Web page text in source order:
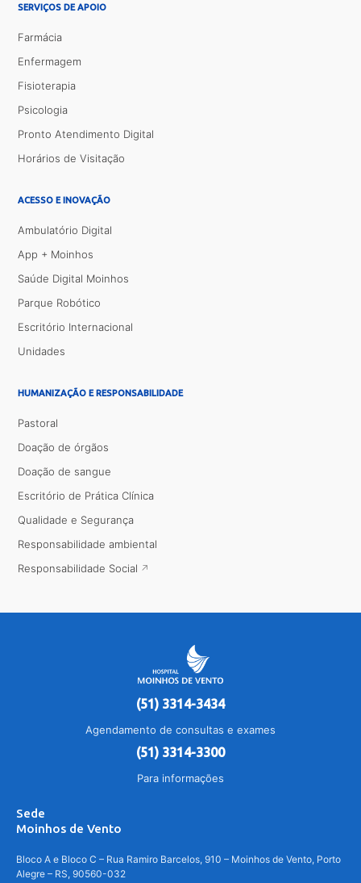
SERVIÇOS DE APOIO
Farmácia
Enfermagem
Fisioterapia
Psicologia
Pronto Atendimento Digital
Horários de Visitação
ACESSO E INOVAÇÃO
Ambulatório Digital
App + Moinhos
Saúde Digital Moinhos
Parque Robótico
Escritório Internacional
Unidades
HUMANIZAÇÃO E RESPONSABILIDADE
Pastoral
Doação de órgãos
Doação de sangue
Escritório de Prática Clínica
Qualidade e Segurança
Responsabilidade ambiental
Responsabilidade Social
(51) 3314-3434
Agendamento de consultas e exames
(51) 3314-3300
Para informações
Sede
Moinhos de Vento
Bloco A e Bloco C – Rua Ramiro Barcelos, 910 – Moinhos de Vento, Porto
Alegre – RS, 90560-032